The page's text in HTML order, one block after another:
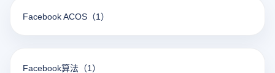
Facebook ACOS （1）
Facebook算法 （1）